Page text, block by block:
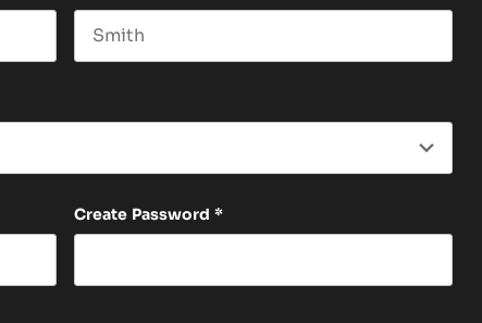
Create Password *